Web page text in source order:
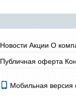
Новости Акции О
Публичная оферта
Мобильная версия